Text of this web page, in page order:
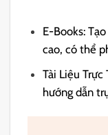
E-Books:
cao, có thể
Tài Liệu
hướng dẫn